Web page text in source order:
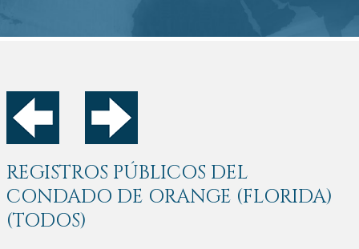
REGISTROS PÚBLICOS DEL
CONDADO DE ORANGE (FLORIDA)
(TODOS)